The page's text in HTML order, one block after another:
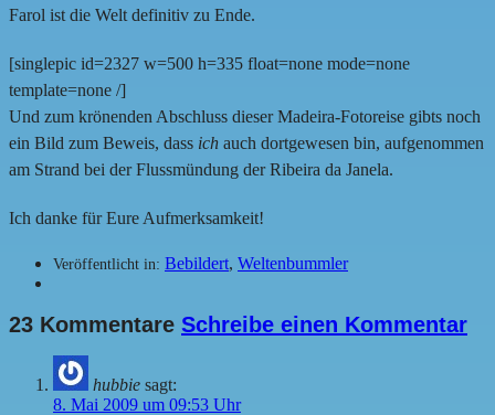
Farol ist die Welt definitiv zu Ende.
[singlepic id=2327 w=500 h=335 float=none mode=none
template=none /]
Und zum krönenden Abschluss dieser Madeira-Fotoreise gibts noch
ein Bild zum Beweis, dass ich auch dortgewesen bin, aufgenommen
am Strand bei der Flussmündung der Ribeira da Janela.
Ich danke für Eure Aufmerksamkeit!
Veröffentlicht in: Bebildert, Weltenbummler
23 Kommentare Schreibe einen Kommentar
hubbie sagt:
8. Mai 2009 um 09:53 Uhr